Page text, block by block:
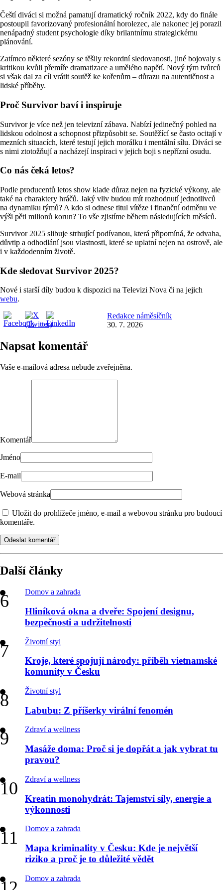
Čeští diváci si možná pamatují dramatický ročník 2022, kdy do finále
postoupil favorizovaný profesionální horolezec, ale nakonec jej porazil
nenápadný student psychologie díky brilantnímu strategickému
plánování.
Zatímco některé sezóny se těšily rekordní sledovanosti, jiné bojovaly s
kritikou kvůli přemíře dramatizace a umělého napětí. Nový tým tvůrců
si však dal za cíl vrátit soutěž ke kořenům – důrazu na autentičnost a
lidské příběhy.
Proč Survivor baví i inspiruje
Survivor je více než jen televizní zábava. Nabízí jedinečný pohled na
lidskou odolnost a schopnost přizpůsobit se. Soutěžící se často ocitají v
mezních situacích, které testují jejich morálku i mentální sílu. Diváci se
s nimi ztotožňují a nacházejí inspiraci v jejich boji s nepřízní osudu.
Co nás čeká letos?
Podle producentů letos show klade důraz nejen na fyzické výkony, ale
také na charaktery hráčů. Jaký vliv budou mít rozhodnutí jednotlivců
na dynamiku týmů? A kdo si odnese titul vítěze i finanční odměnu ve
výši pěti milionů korun? To vše zjistíme během následujících měsíců.
Survivor 2025 slibuje strhující podívanou, která připomíná, že odvaha,
důvtip a odhodlání jsou vlastnosti, které se uplatní nejen na ostrově, ale
i v každodenním životě.
Kde sledovat Survivor 2025?
Nové i starší díly budou k dispozici na Televizi Nova či na jejich
webu.
Redakce náměsíčník
30. 7. 2026
Napsat komentář
Vaše e-mailová adresa nebude zveřejněna.
Komentář
Jméno
E-mail
Webová stránka
Uložit do prohlížeče jméno, e-mail a webovou stránku pro budoucí
komentáře.
Odeslat komentář
Další články
Domov a zahrada
Hliníková okna a dveře: Spojení designu,
bezpečnosti a udržitelnosti
Životní styl
Kroje, které spojují národy: příběh vietnamské
komunity v Česku
Životní styl
Labubu: Z příšerky virální fenomén
Zdraví a wellness
Masáže doma: Proč si je dopřát a jak vybrat tu
pravou?
Zdraví a wellness
Kreatin monohydrát: Tajemství síly, energie a
výkonnosti
Domov a zahrada
Mapa kriminality v Česku: Kde je největší
riziko a proč je to důležité vědět
Domov a zahrada